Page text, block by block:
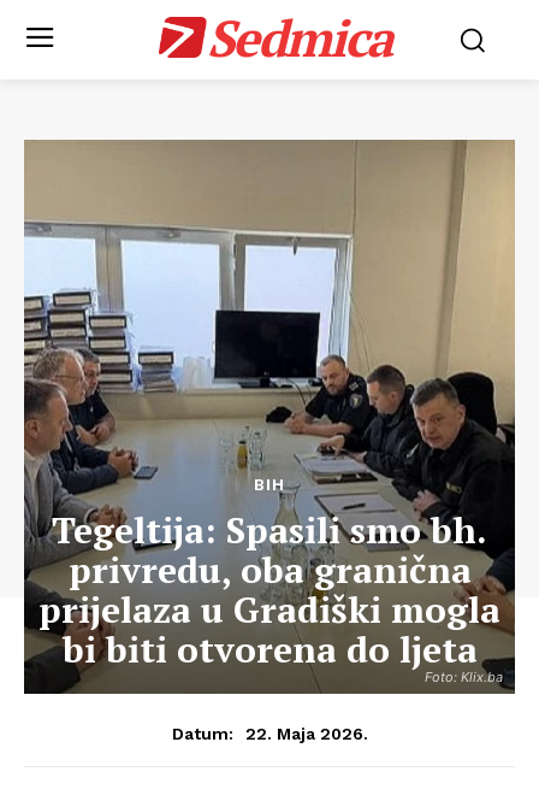
Sedmica
Foto: Klix.ba
BIH
Tegeltija: Spasili smo bh.
privredu, oba granična
prijelaza u Gradiški mogla
bi biti otvorena do ljeta
Datum: 22. Maja 2026.